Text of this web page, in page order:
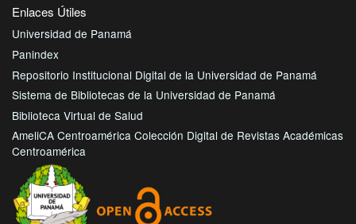
Enlaces Útiles
Universidad de Panamá
Panindex
Repositorio Institucional Digital de la Universidad de Panamá
Sistema de Bibliotecas de la Universidad de Panamá
Biblioteca Virtual de Salud
AmeliCA Centroamérica Colección Digital de Revistas Académicas
Centroamérica